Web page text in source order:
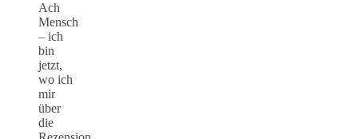
Ach
Mensch
– ich
bin
jetzt,
wo ich
mir
über
die